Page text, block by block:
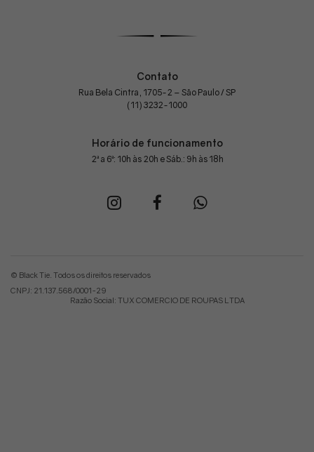
Contato
Rua Bela Cintra, 1705-2 – São Paulo / SP
(11) 3232-1000
Horário de funcionamento
2ª a 6ª: 10h às 20h e Sáb.: 9h às 18h
© Black Tie. Todos os direitos reservados
CNPJ: 21.137.568/0001-29
Razão Social: TUX COMERCIO DE ROUPAS LTDA